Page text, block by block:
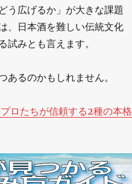
う広げるか」が大きな課題
、日本酒を難しい伝統文化
みとも言えます。
るのかもしれません。
ロたちが信頼する2種の本格